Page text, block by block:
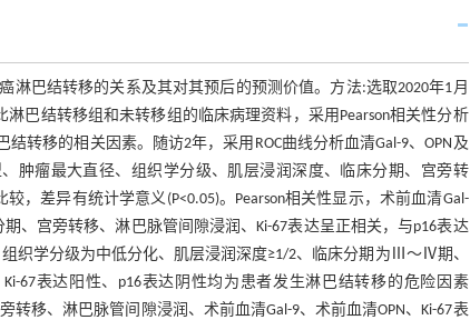
淋巴结转移的关系及其对其预后的预测价值。方法:选取2020年1月
巴结转移组和未转移组的临床病理资料，采用Pearson相关性分析
转移的相关因素。随访2年，采用ROC曲线分析血清Gal-9、OPN及
肿瘤最大直径、组织学分级、肌层浸润深度、临床分期、宫旁转
，差异有统计学意义(P<0.05)。Pearson相关性显示，术前血清Gal-
、宫旁转移、淋巴脉管间隙浸润、Ki-67表达呈正相关，与p16表达
织学分级为中低分化、肌层浸润深度≥1/2、临床分期为Ⅲ～Ⅳ期、
67表达阳性、p16表达阴性均为患者发生淋巴结转移的危险因素
转移、淋巴脉管间隙浸润、术前血清Gal-9、术前血清OPN、Ki-67表